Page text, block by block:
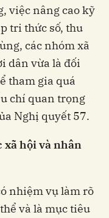
việc nâng cao kỹ
tri thức số, thu
các nhóm xã
dân vừa là đối
tham gia quá
chí quan trọng
Nghị quyết 57.
xã hội và nhân
nhiệm vụ làm rõ
và là mục tiêu